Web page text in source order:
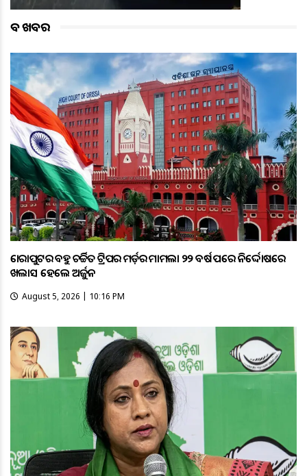
ବଡ ଖବର
କୋରାପୁଟର ବହୁ ଚର୍ଚ୍ଚିତ ଟ୍ରିପର ମର୍ଡ଼ର ମାମଲା ୨୨ ବର୍ଷ ପରେ ନିର୍ଦ୍ଦୋଷରେ
ଖଲାସ ହେଲେ ଅର୍ଜୁନ
August 5, 2026 | 10:16 PM